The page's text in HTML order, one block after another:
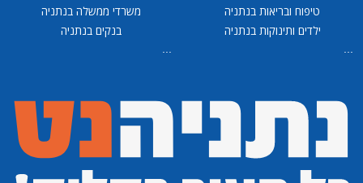
טיפוח ובריאות בנתניה
ילדים ותינוקות בנתניה
...
משרדי ממשלה בנתניה
בנקים בנתניה
...